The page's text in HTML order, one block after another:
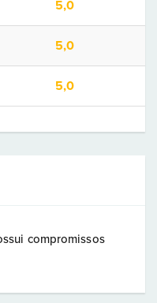
5,0
5,0
5,0
compromissos